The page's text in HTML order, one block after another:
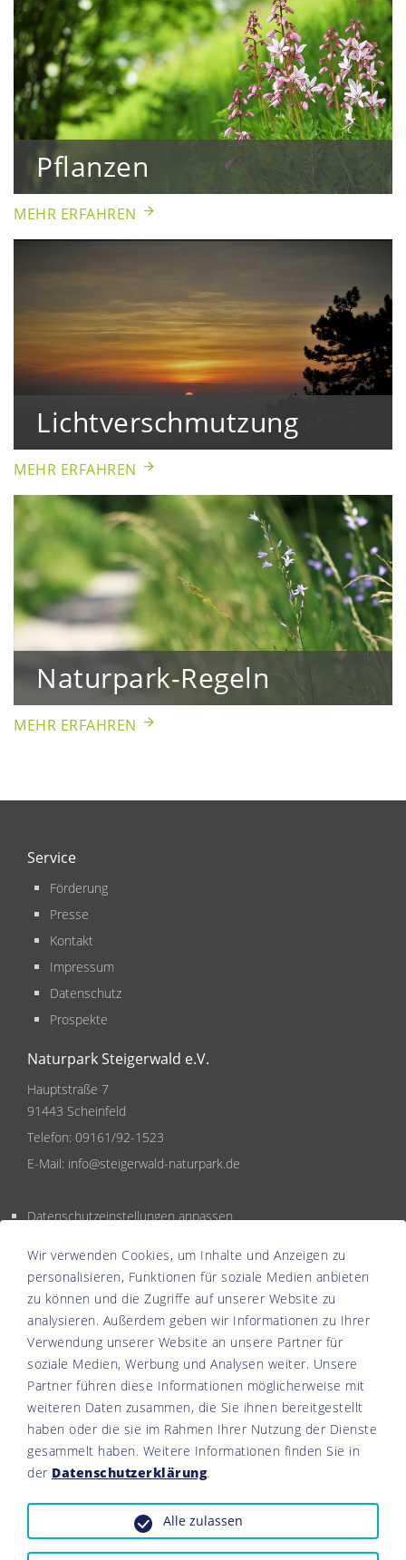
Pflanzen
MEHR ERFAHREN
Lichtverschmutzung
MEHR ERFAHREN
Naturpark-Regeln
MEHR ERFAHREN
Service
Förderung
Presse
Kontakt
Impressum
Datenschutz
Prospekte
Naturpark Steigerwald e.V.
Hauptstraße 7
91443 Scheinfeld
Telefon: 09161/92-1523
E-Mail: info@steigerwald-naturpark.de
Datenschutzeinstellungen anpassen
© 2026 Naturpark Steigerwald alle Rechte vorbehalten
Wir verwenden Cookies, um Inhalte und Anzeigen zu
personalisieren, Funktionen für soziale Medien anbieten
zu können und die Zugriffe auf unserer Website zu
analysieren. Außerdem geben wir Informationen zu Ihrer
Verwendung unserer Website an unsere Partner für
soziale Medien, Werbung und Analysen weiter. Unsere
Partner führen diese Informationen möglicherweise mit
weiteren Daten zusammen, die Sie ihnen bereitgestellt
haben oder die sie im Rahmen Ihrer Nutzung der Dienste
gesammelt haben. Weitere Informationen finden Sie in
der Datenschutzerklärung.
Alle zulassen